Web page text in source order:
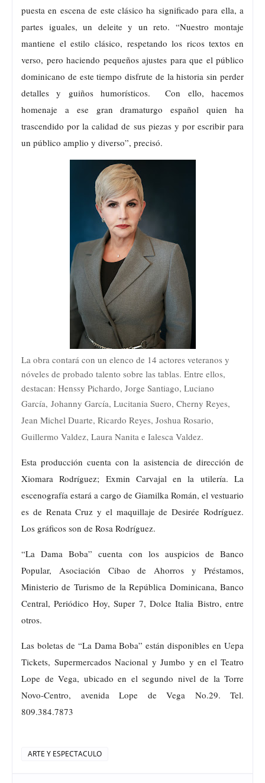
puesta en escena de este clásico ha significado para ella, a
partes iguales, un deleite y un reto. “Nuestro montaje
mantiene el estilo clásico, respetando los ricos textos en
verso, pero haciendo pequeños ajustes para que el público
dominicano de este tiempo disfrute de la historia sin perder
detalles y guiños humorísticos. Con ello, hacemos
homenaje a ese gran dramaturgo español quien ha
trascendido por la calidad de sus piezas y por escribir para
un público amplio y diverso”, precisó.
La obra contará con un elenco de 14 actores veteranos y
nóveles de probado talento sobre las tablas. Entre ellos,
destacan: Henssy Pichardo, Jorge Santiago, Luciano
García, Johanny García, Lucitania Suero, Cherny Reyes,
Jean Michel Duarte, Ricardo Reyes, Joshua Rosario,
Guillermo Valdez, Laura Nanita e Ialesca Valdez.
Esta producción cuenta con la asistencia de dirección de
Xiomara Rodríguez; Exmin Carvajal en la utilería. La
escenografía estará a cargo de Giamilka Román, el vestuario
es de Renata Cruz y el maquillaje de Desirée Rodríguez.
Los gráficos son de Rosa Rodríguez.
“La Dama Boba” cuenta con los auspicios de Banco
Popular, Asociación Cibao de Ahorros y Préstamos,
Ministerio de Turismo de la República Dominicana, Banco
Central, Periódico Hoy, Super 7, Dolce Italia Bistro, entre
otros.
Las boletas de “La Dama Boba” están disponibles en Uepa
Tickets, Supermercados Nacional y Jumbo y en el Teatro
Lope de Vega, ubicado en el segundo nivel de la Torre
Novo-Centro, avenida Lope de Vega No.29. Tel.
809.384.7873
ARTE Y ESPECTACULO